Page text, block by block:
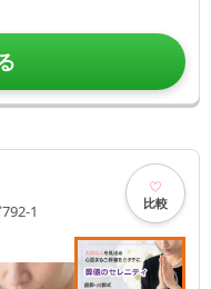
1 比較